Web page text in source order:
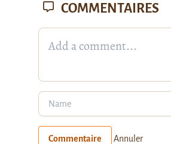
COMMENTAIRES
Commentaire Annuler